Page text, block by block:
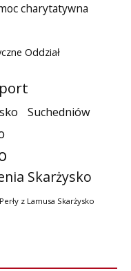
charytatywna
Oddział
Suchedniów
Skarżysko
z Lamusa Skarżysko